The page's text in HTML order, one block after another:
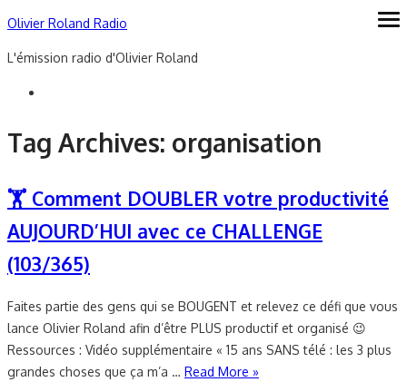
Skip
content
Olivier Roland Radio
L'émission radio d'Olivier Roland
Tag Archives: organisation
🏋 Comment DOUBLER votre productivité
AUJOURD’HUI avec ce CHALLENGE
(103/365)
Faites partie des gens qui se BOUGENT et relevez ce défi que vous
lance Olivier Roland afin d’être PLUS productif et organisé 😉
Ressources : Vidéo supplémentaire « 15 ans SANS télé : les 3 plus
grandes choses que ça m’a … Read More »